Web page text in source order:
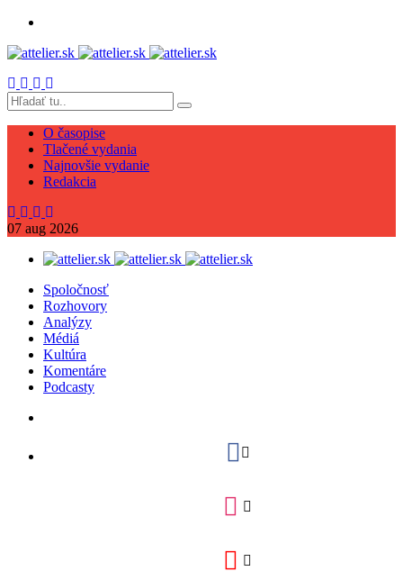
O časopise
Tlačené vydania
Najnovšie vydanie
Redakcia
07 aug 2026
Spoločnosť
Rozhovory
Analýzy
Médiá
Kultúra
Komentáre
Podcasty